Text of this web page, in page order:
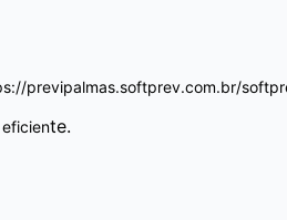
previpalmas.softprev.com.br/
te.